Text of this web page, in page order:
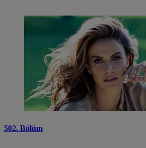
502. Bölüm